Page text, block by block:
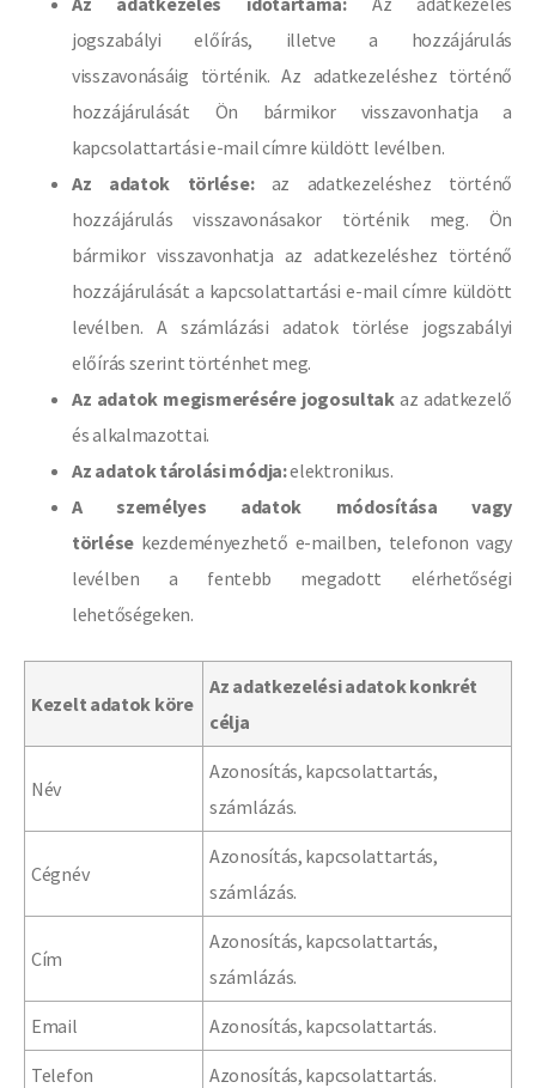
jogszabályi előírás, illetve a hozzájárulás
visszavonásáig történik. Az adatkezeléshez történő
hozzájárulását Ön bármikor visszavonhatja a
kapcsolattartási e-mail címre küldött levélben.
Az adatok törlése:az adatkezeléshez történő
hozzájárulás visszavonásakor történik meg. Ön
bármikor visszavonhatja az adatkezeléshez történő
hozzájárulását a kapcsolattartási e-mail címre küldött
levélben. A számlázási adatok törlése jogszabályi
előírás szerint történhet meg.
Az adatok megismerésére jogosultakaz adatkezelő
és alkalmazottai.
Az adatok tárolási módja:elektronikus.
A személyes adatok módosítása vagy
törlésekezdeményezhető e-mailben, telefonon vagy
levélben a fentebb megadott elérhetőségi
lehetőségeken.
Kezelt adatok köre
Az adatkezelési adatok konkrét
célja
Név
Azonosítás, kapcsolattartás,
számlázás.
Cégnév
Azonosítás, kapcsolattartás,
számlázás.
Cím
Azonosítás, kapcsolattartás,
számlázás.
Email Azonosítás, kapcsolattartás.
Telefon Azonosítás, kapcsolattartás.